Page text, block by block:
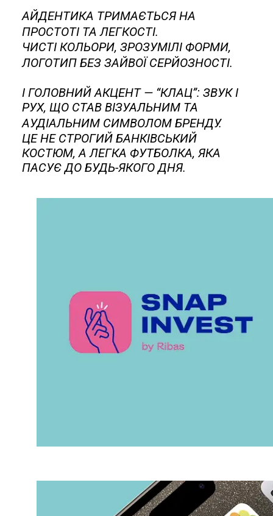
АЙДЕНТИКА ТРИМАЄТЬСЯ НА
ПРОСТОТІ ТА ЛЕГКОСТІ.
ЧИСТІ КОЛЬОРИ, ЗРОЗУМІЛІ ФОРМИ,
ЛОГОТИП БЕЗ ЗАЙВОЇ СЕРЙОЗНОСТІ.
І ГОЛОВНИЙ АКЦЕНТ — “КЛАЦ”: ЗВУК І
РУХ, ЩО СТАВ ВІЗУАЛЬНИМ ТА
АУДІАЛЬНИМ СИМВОЛОМ БРЕНДУ.
ЦЕ НЕ СТРОГИЙ БАНКІВСЬКИЙ
КОСТЮМ, А ЛЕГКА ФУТБОЛКА, ЯКА
ПАСУЄ ДО БУДЬ-ЯКОГО ДНЯ.